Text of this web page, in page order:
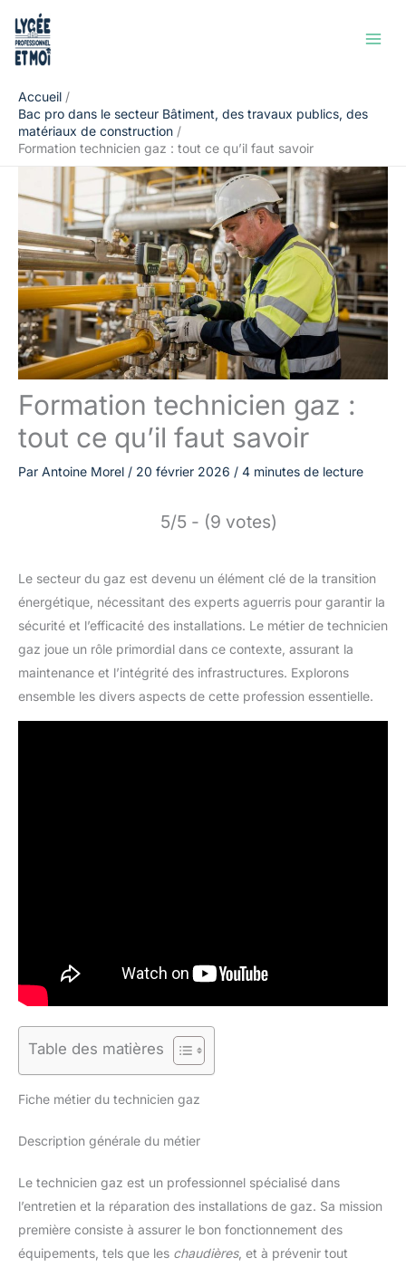
contenu
Accueil
Bac pro dans le secteur Bâtiment, des travaux publics, des
matériaux de construction
Formation technicien gaz : tout ce qu’il faut savoir
Formation technicien gaz :
tout ce qu’il faut savoir
Par Antoine Morel / 20 février 2026 / 4 minutes de lecture
5/5 - (9 votes)
Le secteur du gaz est devenu un élément clé de la transition
énergétique, nécessitant des experts aguerris pour garantir la
sécurité et l’efficacité des installations. Le métier de technicien
gaz joue un rôle primordial dans ce contexte, assurant la
maintenance et l’intégrité des infrastructures. Explorons
ensemble les divers aspects de cette profession essentielle.
Table des matières
Fiche métier du technicien gaz
Description générale du métier
Le technicien gaz est un professionnel spécialisé dans
l’entretien et la réparation des installations de gaz. Sa mission
première consiste à assurer le bon fonctionnement des
équipements, tels que les chaudières, et à prévenir tout
Rechercher